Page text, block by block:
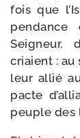
fois que
Seigneur,
criaient : au
leur allié
pacte
peuple des